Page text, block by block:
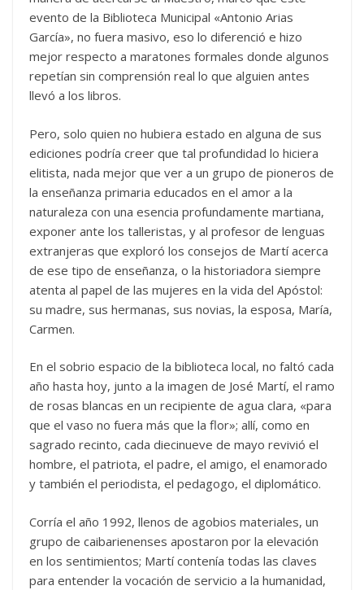
evento de la Biblioteca Municipal «Antonio Arias
García», no fuera masivo, eso lo diferenció e hizo
mejor respecto a maratones formales donde algunos
repetían sin comprensión real lo que alguien antes
llevó a los libros.
Pero, solo quien no hubiera estado en alguna de sus
ediciones podría creer que tal profundidad lo hiciera
elitista, nada mejor que ver a un grupo de pioneros de
la enseñanza primaria educados en el amor a la
naturaleza con una esencia profundamente martiana,
exponer ante los talleristas, y al profesor de lenguas
extranjeras que exploró los consejos de Martí acerca
de ese tipo de enseñanza, o la historiadora siempre
atenta al papel de las mujeres en la vida del Apóstol:
su madre, sus hermanas, sus novias, la esposa, María,
Carmen.
En el sobrio espacio de la biblioteca local, no faltó cada
año hasta hoy, junto a la imagen de José Martí, el ramo
de rosas blancas en un recipiente de agua clara, «para
que el vaso no fuera más que la flor»; allí, como en
sagrado recinto, cada diecinueve de mayo revivió el
hombre, el patriota, el padre, el amigo, el enamorado
y también el periodista, el pedagogo, el diplomático.
Corría el año 1992, llenos de agobios materiales, un
grupo de caibarienenses apostaron por la elevación
en los sentimientos; Martí contenía todas las claves
para entender la vocación de servicio a la humanidad,